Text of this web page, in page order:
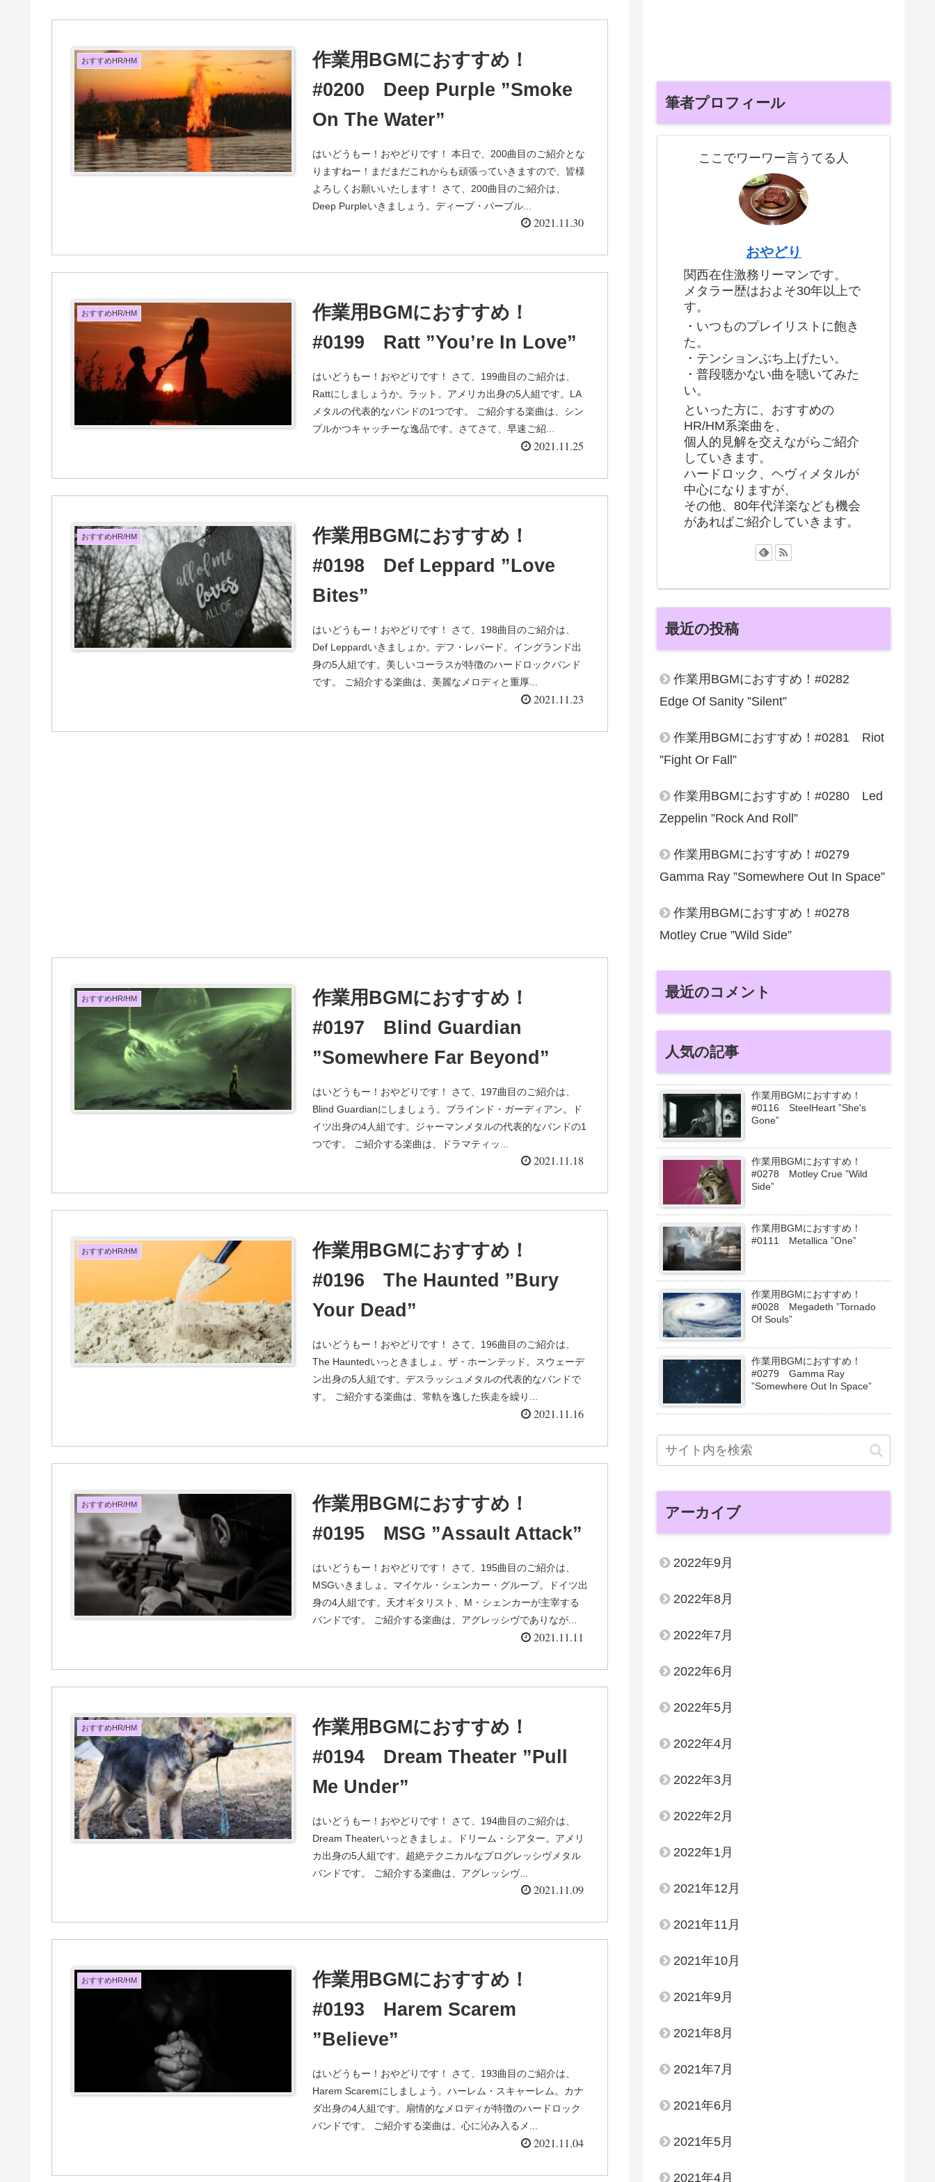
おすすめHR/HM
作業用BGMにおすすめ！
#0200 Deep Purple ”Smoke
On The Water”
はいどうもー！おやどりです！ 本日で、200曲目のご紹介とな
りますねー！まだまだこれからも頑張っていきますので、皆様
よろしくお願いいたします！ さて、200曲目のご紹介は、
Deep Purpleいきましょう。ディープ・パープル...
2021.11.30
おすすめHR/HM
作業用BGMにおすすめ！
#0199 Ratt ”You’re In Love”
はいどうもー！おやどりです！ さて、199曲目のご紹介は、
Rattにしましょうか。ラット。アメリカ出身の5人組です。LA
メタルの代表的なバンドの1つです。 ご紹介する楽曲は、シン
プルかつキャッチーな逸品です。さてさて、早速ご紹...
2021.11.25
おすすめHR/HM
作業用BGMにおすすめ！
#0198 Def Leppard ”Love
Bites”
はいどうもー！おやどりです！ さて、198曲目のご紹介は、
Def Leppardいきましょか。デフ・レパード。イングランド出
身の5人組です。美しいコーラスが特徴のハードロックバンド
です。 ご紹介する楽曲は、美麗なメロディと重厚...
2021.11.23
おすすめHR/HM
作業用BGMにおすすめ！
#0197 Blind Guardian
”Somewhere Far Beyond”
はいどうもー！おやどりです！ さて、197曲目のご紹介は、
Blind Guardianにしましょう。ブラインド・ガーディアン。ド
イツ出身の4人組です。ジャーマンメタルの代表的なバンドの1
つです。 ご紹介する楽曲は、ドラマティッ...
2021.11.18
おすすめHR/HM
作業用BGMにおすすめ！
#0196 The Haunted ”Bury
Your Dead”
はいどうもー！おやどりです！ さて、196曲目のご紹介は、
The Hauntedいっときましょ。ザ・ホーンテッド。スウェーデ
ン出身の5人組です。デスラッシュメタルの代表的なバンドで
す。 ご紹介する楽曲は、常軌を逸した疾走を繰り...
2021.11.16
おすすめHR/HM
作業用BGMにおすすめ！
#0195 MSG ”Assault Attack”
はいどうもー！おやどりです！ さて、195曲目のご紹介は、
MSGいきましょ。マイケル・シェンカー・グループ。ドイツ出
身の4人組です。天才ギタリスト、M・シェンカーが主宰する
バンドです。 ご紹介する楽曲は、アグレッシヴでありなが...
2021.11.11
おすすめHR/HM
作業用BGMにおすすめ！
#0194 Dream Theater ”Pull
Me Under”
はいどうもー！おやどりです！ さて、194曲目のご紹介は、
Dream Theaterいっときましょ。ドリーム・シアター。アメリ
カ出身の5人組です。超絶テクニカルなプログレッシヴメタル
バンドです。 ご紹介する楽曲は、アグレッシヴ...
2021.11.09
おすすめHR/HM
作業用BGMにおすすめ！
#0193 Harem Scarem
”Believe”
はいどうもー！おやどりです！ さて、193曲目のご紹介は、
Harem Scaremにしましょう。ハーレム・スキャーレム。カナ
ダ出身の4人組です。扇情的なメロディが特徴のハードロック
バンドです。 ご紹介する楽曲は、心に沁み入るメ...
2021.11.04
筆者プロフィール
ここでワーワー言うてる人
おやどり
関西在住激務リーマンです。
メタラー歴はおよそ30年以上で
す。
・いつものプレイリストに飽き
た。
・テンションぶち上げたい。
・普段聴かない曲を聴いてみた
い。
といった方に、おすすめの
HR/HM系楽曲を、
個人的見解を交えながらご紹介
していきます。
ハードロック、ヘヴィメタルが
中心になりますが、
その他、80年代洋楽なども機会
があればご紹介していきます。
最近の投稿
作業用BGMにおすすめ！#0282
Edge Of Sanity ”Silent”
作業用BGMにおすすめ！#0281 Riot
”Fight Or Fall”
作業用BGMにおすすめ！#0280 Led
Zeppelin ”Rock And Roll”
作業用BGMにおすすめ！#0279
Gamma Ray ”Somewhere Out In Space”
作業用BGMにおすすめ！#0278
Motley Crue ”Wild Side”
最近のコメント
人気の記事
作業用BGMにおすすめ！
#0116 SteelHeart ”She's
Gone”
作業用BGMにおすすめ！
#0278 Motley Crue ”Wild
Side”
作業用BGMにおすすめ！
#0111 Metallica ”One”
作業用BGMにおすすめ！
#0028 Megadeth ”Tornado
Of Souls”
作業用BGMにおすすめ！
#0279 Gamma Ray
”Somewhere Out In Space”
アーカイブ
2022年9月
2022年8月
2022年7月
2022年6月
2022年5月
2022年4月
2022年3月
2022年2月
2022年1月
2021年12月
2021年11月
2021年10月
2021年9月
2021年8月
2021年7月
2021年6月
2021年5月
2021年4月